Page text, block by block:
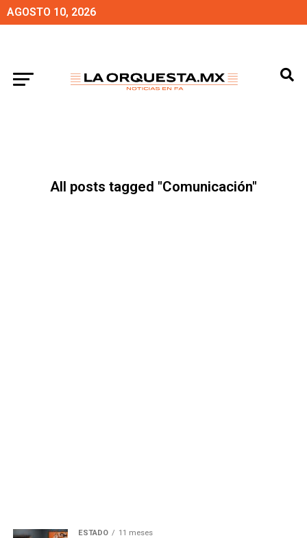
AGOSTO 10, 2026
All posts tagged "Comunicación"
ESTADO 11 meses